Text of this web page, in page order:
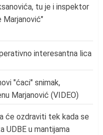
tu je i inspektor
Marjanović"
interesantna lica
"ćaci" snimak,
Marjanović (VIDEO)
će ozdraviti tek kada se
UDBE u mantijama